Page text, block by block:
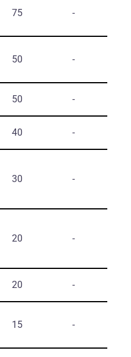
75 -
50 -
50 -
40 -
30 -
20 -
20 -
15 -